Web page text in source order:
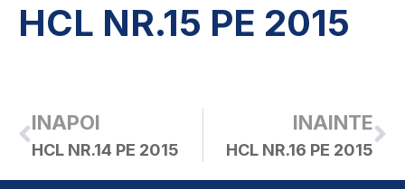
HCL NR.15 PE 2015
INAPOI
HCL NR.14 PE 2015
INAINTE
HCL NR.16 PE 2015